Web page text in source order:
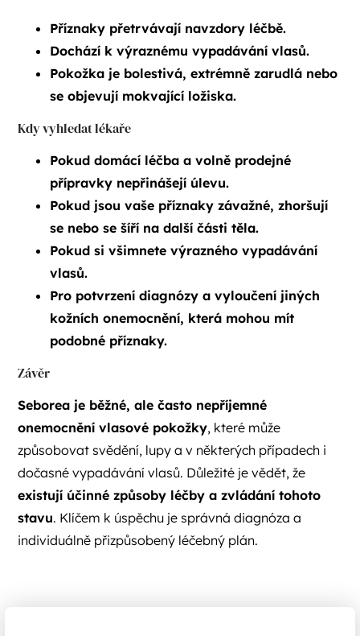
Příznaky přetrvávají navzdory léčbě.
Dochází k výraznému vypadávání vlasů.
Pokožka je bolestivá, extrémně zarudlá nebo
se objevují mokvající ložiska.
Kdy vyhledat lékaře
Pokud domácí léčba a volně prodejné
přípravky nepřinášejí úlevu.
Pokud jsou vaše příznaky závažné, zhoršují
se nebo se šíří na další části těla.
Pokud si všimnete výrazného vypadávání
vlasů.
Pro potvrzení diagnózy a vyloučení jiných
kožních onemocnění, která mohou mít
podobné příznaky.
Závěr
Seborea je běžné, ale často nepříjemné
onemocnění vlasové pokožky, které může
způsobovat svědění, lupy a v některých případech i
dočasné vypadávání vlasů. Důležité je vědět, že
existují účinné způsoby léčby a zvládání tohoto
stavu. Klíčem k úspěchu je správná diagnóza a
individuálně přizpůsobený léčebný plán.